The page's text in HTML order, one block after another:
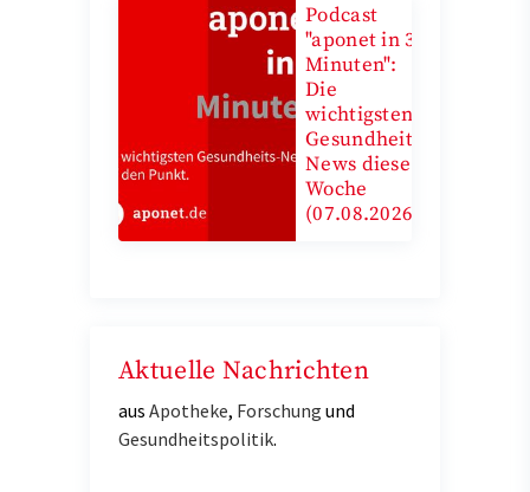
Podcast
"aponet in 3
Minuten":
Die
wichtigsten
Gesundheits-
News diese
Woche
(07.08.2026)
Aktuelle Nachrichten
aus Apotheke, Forschung und
Gesundheitspolitik.